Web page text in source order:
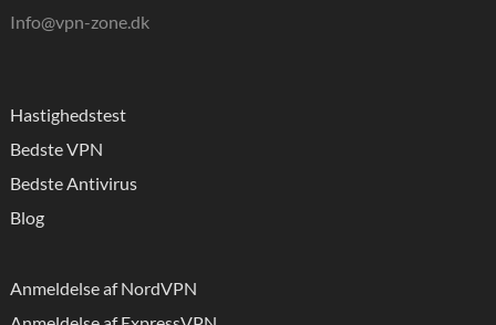
Info@vpn-zone.dk
Hastighedstest
Bedste VPN
Bedste Antivirus
Blog
Anmeldelse af NordVPN